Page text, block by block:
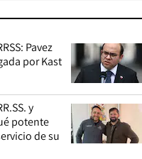
Pavez
por Kast
y
potente
de su